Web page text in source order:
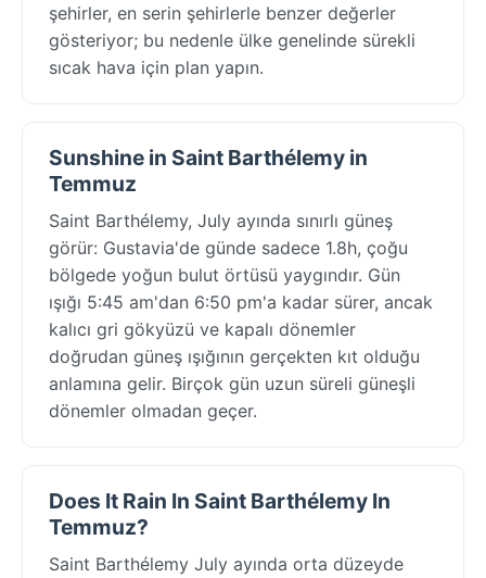
şehirler, en serin şehirlerle benzer değerler
gösteriyor; bu nedenle ülke genelinde sürekli
sıcak hava için plan yapın.
Sunshine in Saint Barthélemy in
Temmuz
Saint Barthélemy, July ayında sınırlı güneş
görür: Gustavia'de günde sadece 1.8h, çoğu
bölgede yoğun bulut örtüsü yaygındır. Gün
ışığı 5:45 am'dan 6:50 pm'a kadar sürer, ancak
kalıcı gri gökyüzü ve kapalı dönemler
doğrudan güneş ışığının gerçekten kıt olduğu
anlamına gelir. Birçok gün uzun süreli güneşli
dönemler olmadan geçer.
Does It Rain In Saint Barthélemy In
Temmuz?
Saint Barthélemy July ayında orta düzeyde